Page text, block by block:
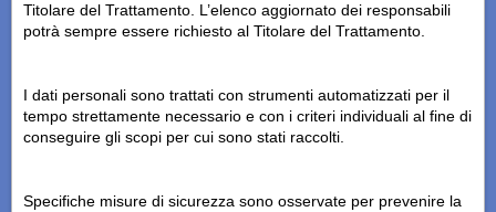
Titolare del Trattamento. L’elenco aggiornato dei responsabili
potrà sempre essere richiesto al Titolare del Trattamento.
I dati personali sono trattati con strumenti automatizzati per il
tempo strettamente necessario e con i criteri individuali al fine di
conseguire gli scopi per cui sono stati raccolti.
Specifiche misure di sicurezza sono osservate per prevenire la